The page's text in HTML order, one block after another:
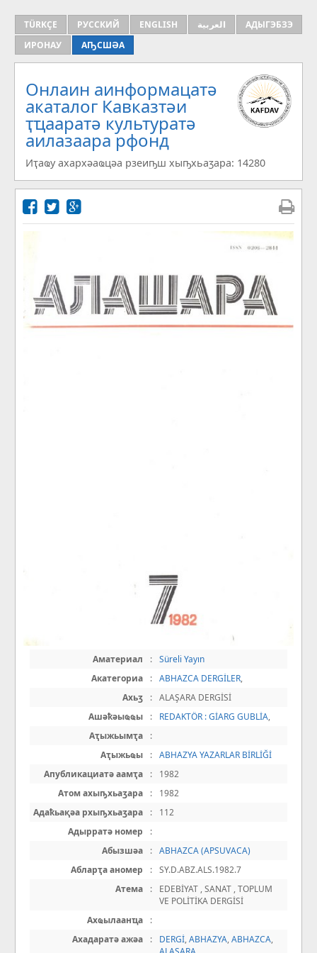
TÜRKÇE РУССКИЙ ENGLISH العربية
АДЫГЭБЗЭ
ИРОНАУ
АҦСШӘА
Онлаин аинформацатә
aкаталог Кавказтәи
ҭҵааратә культуратә
аилазаара рфонд
Иҭаҩу ахархәаҩцәа рзеиҧш хыҧхьаӡара: 14280
Аматериал : Süreli Yayın
Акатегориа
: ABHAZCA DERGİLER,
Ахьӡ
: ALAŞARA DERGİSİ
Ашәҟәыҩҩы
: REDAKTÖR : GİARG GUBLİA,
Аҭыжьымҭа
:
Аҭыжьҩы
: ABHAZYA YAZARLAR BİRLİĞİ
Апубликациатә аамҭа
:
1982
Атом ахыҧхьаӡара
:
1982
Адаҟьақәа рхыҧхьаӡара
:
112
Адырратә номер
:
Абызшәа
: ABHAZCA (APSUVACA)
Абларҭа аномер
: SY.D.ABZ.ALS.1982.7
Атема
:
EDEBİYAT , SANAT , TOPLUM
VE POLİTİKA DERGİSİ
Ахҩылаанҵа
:
Ахадаратә ажәа
: DERGİ,ABHAZYA,ABHAZCA,